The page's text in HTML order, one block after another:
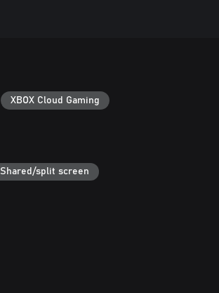
XBOX Cloud Gaming
Shared/split screen